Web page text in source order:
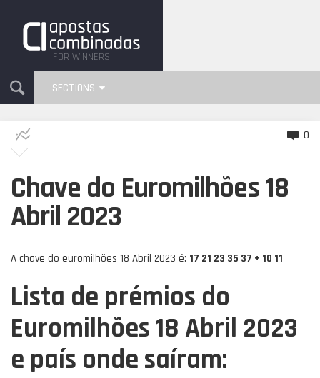
FOR WINNERS
SECTIONS
0
Chave do Euromilhões 18
Abril 2023
A chave do euromilhões 18 Abril 2023 é: 17 21 23 35 37 + 10 11
Lista de prémios do
Euromilhões 18 Abril 2023
e país onde saíram: